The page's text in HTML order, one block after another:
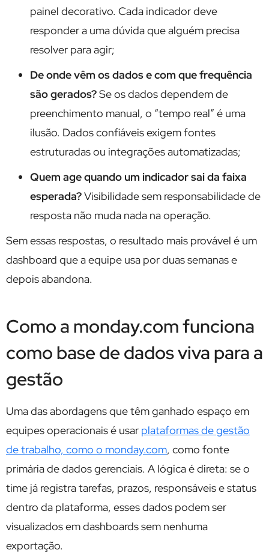
painel decorativo. Cada indicador deve
responder a uma dúvida que alguém precisa
resolver para agir;
De onde vêm os dados e com que frequência
são gerados?Se os dados dependem de
preenchimento manual, o “tempo real” é uma
ilusão. Dados confiáveis exigem fontes
estruturadas ou integrações automatizadas;
Quem age quando um indicador sai da faixa
esperada?Visibilidade sem responsabilidade de
resposta não muda nada na operação.
Sem essas respostas, o resultado mais provável é um
dashboard que a equipe usa por duas semanas e
depois abandona.
Como a monday.com funciona
como base de dados viva para a
gestão
Uma das abordagens que têm ganhado espaço em
equipes operacionais é usar plataformas de gestão
de trabalho, como o monday.com, como fonte
primária de dados gerenciais. A lógica é direta: se o
time já registra tarefas, prazos, responsáveis e status
dentro da plataforma, esses dados podem ser
visualizados em dashboards sem nenhuma
exportação.